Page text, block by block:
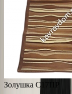
Золушка С17ПР